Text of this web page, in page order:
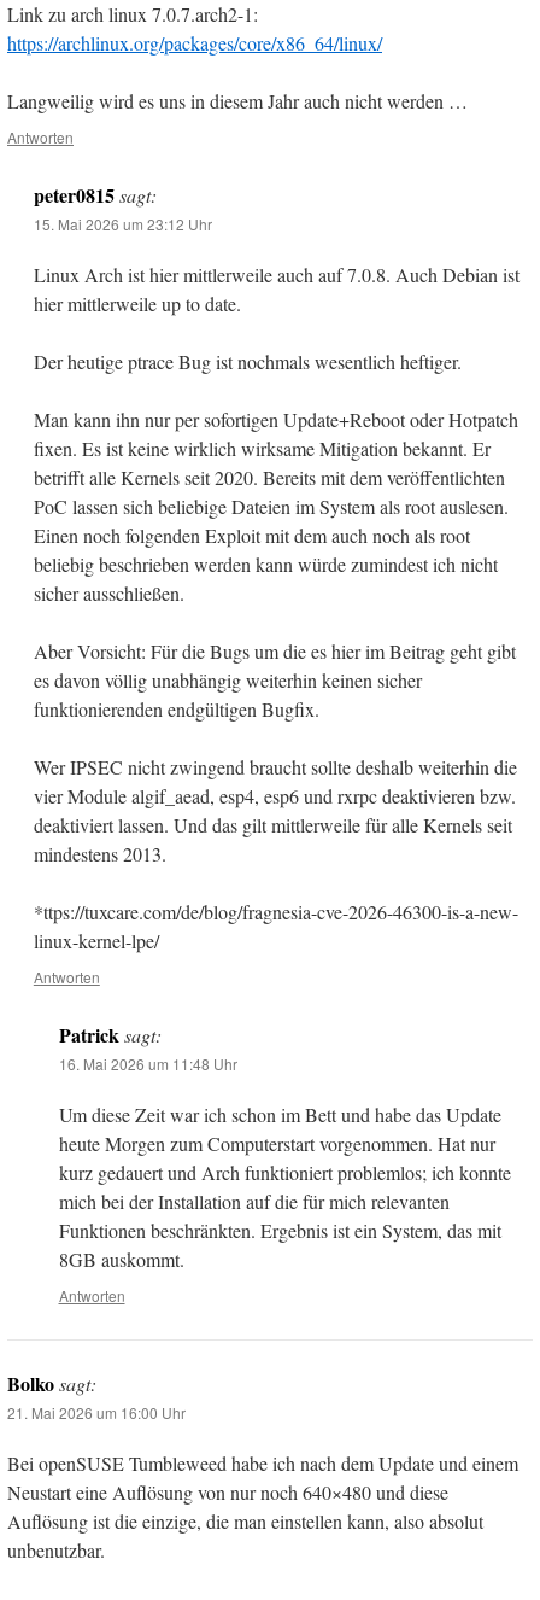
Link zu arch linux 7.0.7.arch2-1:
https://archlinux.org/packages/core/x86_64/linux/
Langweilig wird es uns in diesem Jahr auch nicht werden …
Antworten
peter0815 sagt:
15. Mai 2026 um 23:12 Uhr
Linux Arch ist hier mittlerweile auch auf 7.0.8. Auch Debian ist
hier mittlerweile up to date.
Der heutige ptrace Bug ist nochmals wesentlich heftiger.
Man kann ihn nur per sofortigen Update+Reboot oder Hotpatch
fixen. Es ist keine wirklich wirksame Mitigation bekannt. Er
betrifft alle Kernels seit 2020. Bereits mit dem veröffentlichten
PoC lassen sich beliebige Dateien im System als root auslesen.
Einen noch folgenden Exploit mit dem auch noch als root
beliebig beschrieben werden kann würde zumindest ich nicht
sicher ausschließen.
Aber Vorsicht: Für die Bugs um die es hier im Beitrag geht gibt
es davon völlig unabhängig weiterhin keinen sicher
funktionierenden endgültigen Bugfix.
Wer IPSEC nicht zwingend braucht sollte deshalb weiterhin die
vier Module algif_aead, esp4, esp6 und rxrpc deaktivieren bzw.
deaktiviert lassen. Und das gilt mittlerweile für alle Kernels seit
mindestens 2013.
*ttps://tuxcare.com/de/blog/fragnesia-cve-2026-46300-is-a-new-
linux-kernel-lpe/
Antworten
Patrick sagt:
16. Mai 2026 um 11:48 Uhr
Um diese Zeit war ich schon im Bett und habe das Update
heute Morgen zum Computerstart vorgenommen. Hat nur
kurz gedauert und Arch funktioniert problemlos; ich konnte
mich bei der Installation auf die für mich relevanten
Funktionen beschränkten. Ergebnis ist ein System, das mit
8GB auskommt.
Antworten
Bolkosagt:
21. Mai 2026 um 16:00 Uhr
Bei openSUSE Tumbleweed habe ich nach dem Update und einem
Neustart eine Auflösung von nur noch 640×480 und diese
Auflösung ist die einzige, die man einstellen kann, also absolut
unbenutzbar.